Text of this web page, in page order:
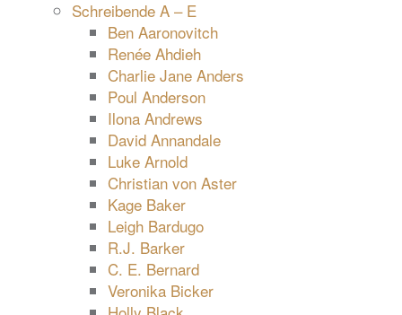
Schreibende A – E
Ben Aaronovitch
Renée Ahdieh
Charlie Jane Anders
Poul Anderson
Ilona Andrews
David Annandale
Luke Arnold
Christian von Aster
Kage Baker
Leigh Bardugo
R.J. Barker
C. E. Bernard
Veronika Bicker